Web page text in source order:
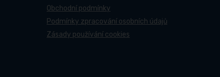
Obchodní podmínky
Podmínky zpracování osobních údajů
Zásady používání cookies